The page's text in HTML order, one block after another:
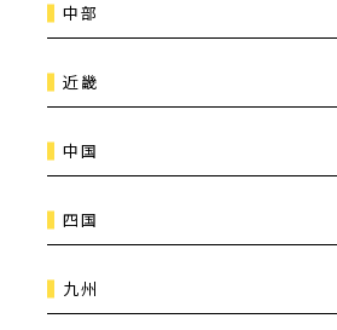
中部
近畿
中国
四国
九州